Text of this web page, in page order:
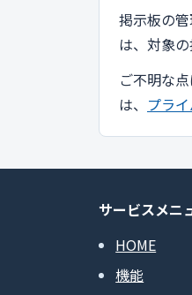
掲示板の
は、対象
ご不明な
は、 プラ
サービスメニ
HOME
機能